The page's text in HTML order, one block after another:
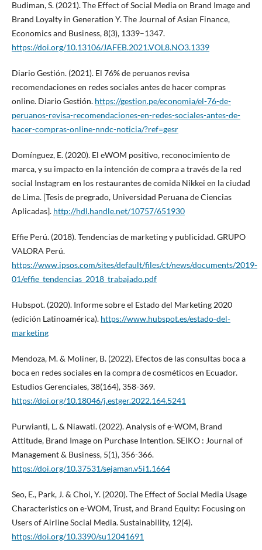
Budiman, S. (2021). The Effect of Social Media on Brand Image and
Brand Loyalty in Generation Y. The Journal of Asian Finance,
Economics and Business, 8(3), 1339–1347.
https://doi.org/10.13106/JAFEB.2021.VOL8.NO3.1339
Diario Gestión. (2021). El 76% de peruanos revisa
recomendaciones en redes sociales antes de hacer compras
online. Diario Gestión. https://gestion.pe/economia/el-76-de-
peruanos-revisa-recomendaciones-en-redes-sociales-antes-de-
hacer-compras-online-nndc-noticia/?ref=gesr
Domínguez, E. (2020). El eWOM positivo, reconocimiento de
marca, y su impacto en la intención de compra a través de la red
social Instagram en los restaurantes de comida Nikkei en la ciudad
de Lima. [Tesis de pregrado, Universidad Peruana de Ciencias
Aplicadas]. http://hdl.handle.net/10757/651930
Effie Perú. (2018). Tendencias de marketing y publicidad. GRUPO
VALORA Perú.
https://www.ipsos.com/sites/default/files/ct/news/documents/2019-
01/effie_tendencias_2018_trabajado.pdf
Hubspot. (2020). Informe sobre el Estado del Marketing 2020
(edición Latinoamérica). https://www.hubspot.es/estado-del-
marketing
Mendoza, M. & Moliner, B. (2022). Efectos de las consultas boca a
boca en redes sociales en la compra de cosméticos en Ecuador.
Estudios Gerenciales, 38(164), 358-369.
https://doi.org/10.18046/j.estger.2022.164.5241
Purwianti, L. & Niawati. (2022). Analysis of e-WOM, Brand
Attitude, Brand Image on Purchase Intention. SEIKO : Journal of
Management & Business, 5(1), 356-366.
https://doi.org/10.37531/sejaman.v5i1.1664
Seo, E., Park, J. & Choi, Y. (2020). The Effect of Social Media Usage
Characteristics on e-WOM, Trust, and Brand Equity: Focusing on
Users of Airline Social Media. Sustainability, 12(4).
https://doi.org/10.3390/su12041691